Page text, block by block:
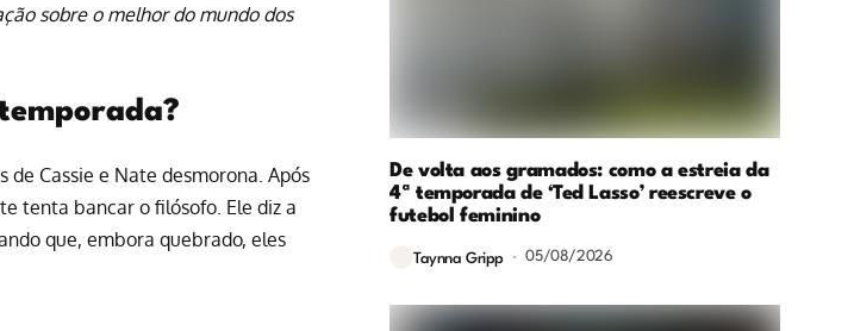
sobre o melhor do mundo dos
Cassie e Nate desmorona. Após
tenta bancar o filósofo. Ele diz a
que, embora quebrado, eles
De volta aos gramados: como a estreia da
4ª temporada de ‘Ted Lasso’ reescreve o
futebol feminino
Taynna Gripp 05/08/2026